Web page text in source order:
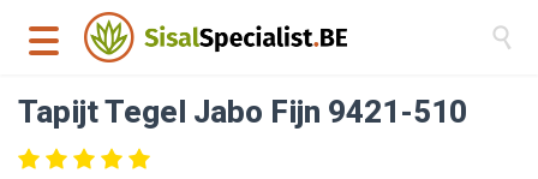

Tapijt Tegel Jabo Fijn 9421-510